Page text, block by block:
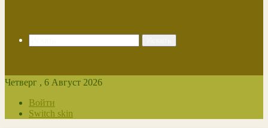
Четверг , 6 Август 2026
Войти
Switch skin